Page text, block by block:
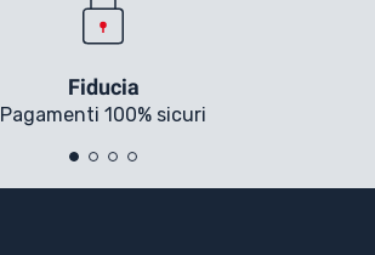
Fiducia
Pagamenti 100% sicuri